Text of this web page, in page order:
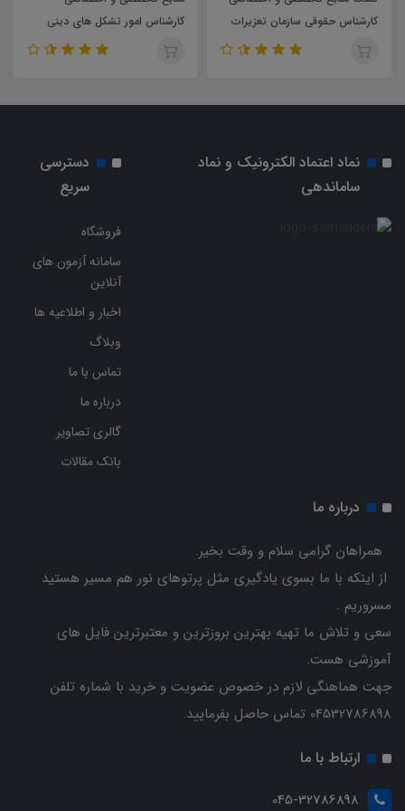
کارشناس حقوقی سازمان تعزیرات
حکومتی
کارشناس امور تشکل های دینی
سازمان تبلیغات اسلامی
نماد اعتماد الکترونیک و نماد
ساماندهی
دسترسی
سریع
فروشگاه
سامانه آزمون های
آنلاین
اخبار و اطلاعیه ها
وبلاگ
تماس با ما
درباره ما
گالری تصاویر
بانک مقالات
درباره ما
همراهان گرامی سلام و وقت بخیر.
از اینکه با ما بسوی یادگیری مثل پرتوهای نور هم مسیر هستید
مسروریم .
سعی و تلاش ما تهیه بهترین بروزترین و معتبرترین فایل های
آموزشی هست.
جهت هماهنگی لازم در خصوص عضویت و خرید با شماره تلفن
04532786898 تماس حاصل بفرمایید.
ارتباط با ما
045-32786898